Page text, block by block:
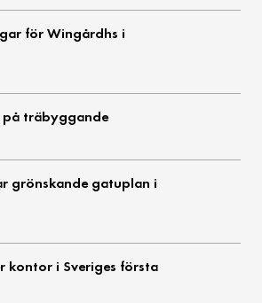
för Wingårdhs i
på träbyggande
grönskande gatuplan i
kontor i Sveriges första